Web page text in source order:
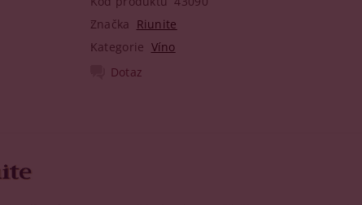
Značka Riunite
Kategorie Víno
Dotaz